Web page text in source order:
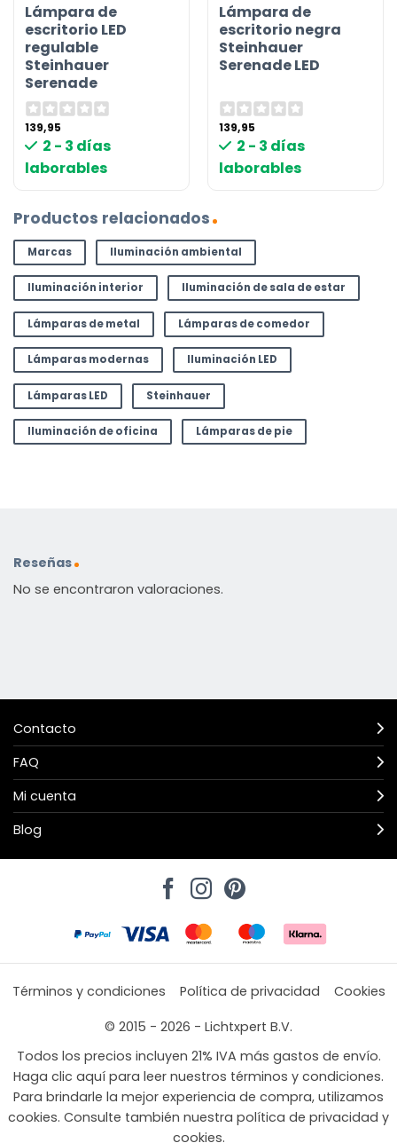
Lámpara de
escritorio LED
regulable
Steinhauer
Serenade
139,95
2 - 3 días
laborables
Lámpara de
escritorio negra
Steinhauer
Serenade LED
139,95
2 - 3 días
laborables
Productos relacionados
Marcas Iluminación ambiental
Iluminación interior Iluminación de sala de estar
Lámparas de metal Lámparas de comedor
Lámparas modernas Iluminación LED
Lámparas LED Steinhauer
Iluminación de oficina Lámparas de pie
Reseñas
No se encontraron valoraciones.
Contacto
FAQ
Mi cuenta
Blog
Términos y condiciones Política de privacidad
Cookies
© 2015 - 2026 - Lichtxpert B.V.
Todos los precios incluyen 21% IVA más gastos de envío.
Haga clic aquí para leer nuestros términos y condiciones.
Para brindarle la mejor experiencia de compra, utilizamos
cookies. Consulte también nuestra política de privacidad y
cookies.